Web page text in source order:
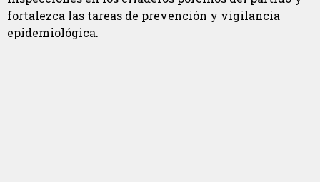
fortalezca las tareas de prevención y vigilancia
epidemiológica.